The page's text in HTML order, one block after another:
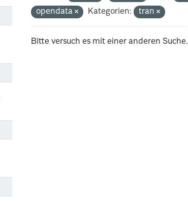
opendata
Kategorien: tran
Bitte versuch es mit einer anderen Suche.